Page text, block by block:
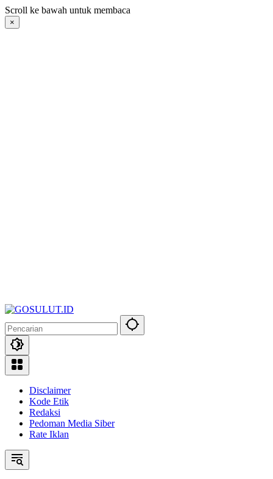
Langsung
ke
konten
Scroll ke bawah untuk membaca
×
Disclaimer
Kode Etik
Redaksi
Pedoman Media Siber
Rate Iklan